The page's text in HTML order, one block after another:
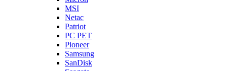
MSI
Netac
Patriot
PC PET
Pioneer
Samsung
SanDisk